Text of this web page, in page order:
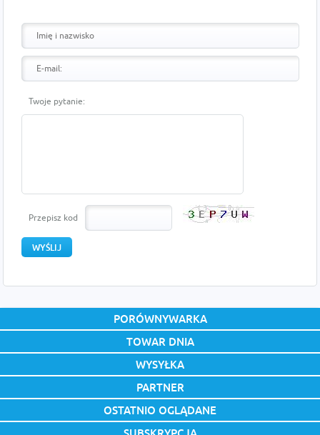
Twoje pytanie:
Przepisz kod
PORÓWNYWARKA
TOWAR DNIA
WYSYŁKA
PARTNER
OSTATNIO OGLĄDANE